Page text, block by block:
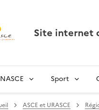
Site internet
Sport
ASCE et URASCE